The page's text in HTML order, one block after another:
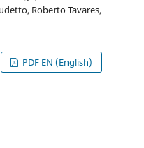
Roberto Tavares,
PDF EN (English)